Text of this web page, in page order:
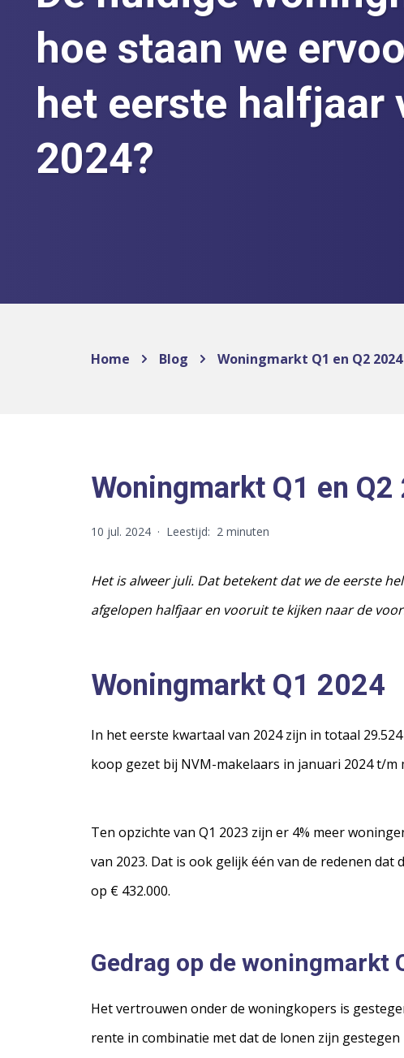
hoe staan we
het eerste halfjaar
2024?
Home Blog Woningmarkt Q1 en Q2 2024
Woningmarkt Q1 en Q2
10 jul. 2024 · Leestijd: 2 minuten
Het is alweer juli. Dat betekent dat we de eerste
afgelopen halfjaar en vooruit te kijken naar de
Woningmarkt Q1 2024
In het eerste kwartaal van 2024 zijn in totaal
koop gezet bij NVM-makelaars in januari 2024 t/m
Ten opzichte van Q1 2023 zijn er 4% meer
van 2023. Dat is ook gelijk één van de redenen
op € 432.000.
Gedrag op de woningmarkt
Het vertrouwen onder de woningkopers is
rente in combinatie met dat de lonen zijn